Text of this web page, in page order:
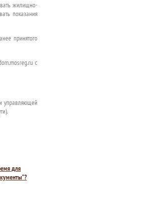
жилищно-
показания
принятого
с
управляющей
для